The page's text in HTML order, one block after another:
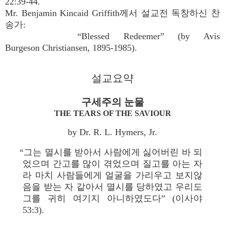
Mr. Benjamin Kincaid Griffith께서 설교전 독창하신 찬
송가:
“Blessed Redeemer” (by Avis
Burgeson Christiansen, 1895-1985).
설교요약
구세주의 눈물
THE TEARS OF THE SAVIOUR
by Dr. R. L. Hymers, Jr.
“그는 멸시를 받아서 사람에게 싫어버린 바 되
었으며 간고를 많이 겪었으며 질고를 아는 자
라 마치 사람들에게 얼굴을 가리우고 보지않
음을 받는 자 같아서 멸시를 당하였고 우리도
그를 귀히 여기지 아니하였도다” (이사야
53:3).